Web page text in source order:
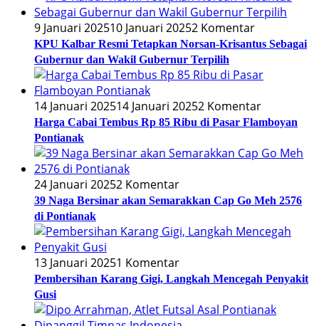
9 Januari 202510 Januari 20252 Komentar
KPU Kalbar Resmi Tetapkan Norsan-Krisantus Sebagai
Gubernur dan Wakil Gubernur Terpilih
14 Januari 202514 Januari 20252 Komentar
Harga Cabai Tembus Rp 85 Ribu di Pasar Flamboyan
Pontianak
24 Januari 20252 Komentar
39 Naga Bersinar akan Semarakkan Cap Go Meh 2576
di Pontianak
13 Januari 20251 Komentar
Pembersihan Karang Gigi, Langkah Mencegah Penyakit
Gusi